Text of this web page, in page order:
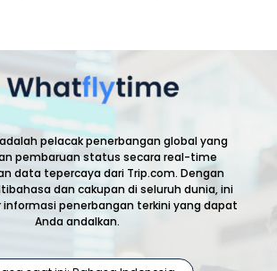
pelacak penerbangan global yang
pembaruan status secara real-time
data tepercaya dari Trip.com. Dengan
dan cakupan di seluruh dunia, ini
penerbangan terkini yang dapat
Anda andalkan.